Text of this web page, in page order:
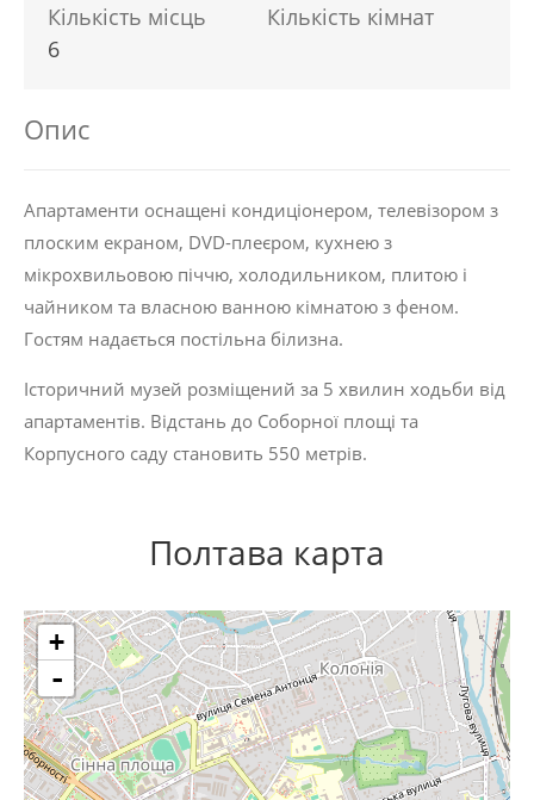
Кількість місць
6
Кількість кімнат
Опис
Апартаменти оснащені кондиціонером, телевізором з
плоским екраном, DVD-плеєром, кухнею з
мікрохвильовою піччю, холодильником, плитою і
чайником та власною ванною кімнатою з феном.
Гостям надається постільна білизна.
Історичний музей розміщений за 5 хвилин ходьби від
апартаментів. Відстань до Соборної площі та
Корпусного саду становить 550 метрів.
Полтава карта
+
-